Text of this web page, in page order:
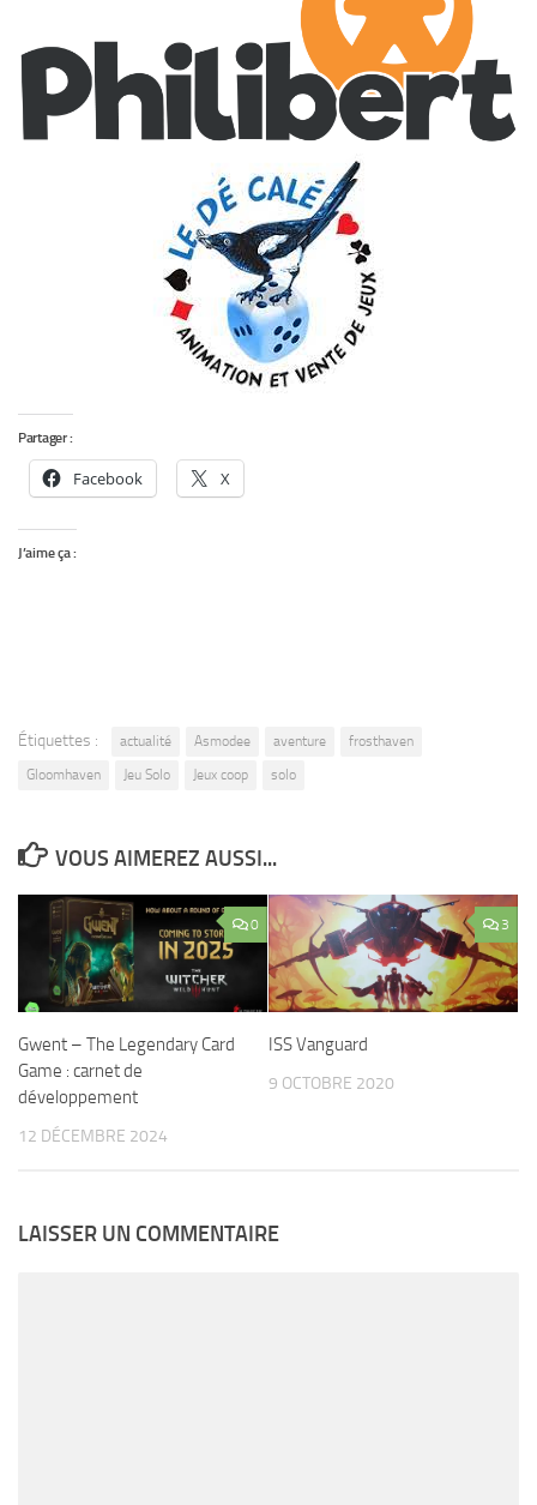
Partager :
Facebook X
J’aime ça :
Étiquettes : actualité Asmodee aventure
frosthaven
Gloomhaven
Jeu Solo Jeux coop solo
VOUS AIMEREZ AUSSI...
0
Gwent – The Legendary Card
Game : carnet de
développement
12 DÉCEMBRE 2024
3
ISS Vanguard
9 OCTOBRE 2020
LAISSER UN COMMENTAIRE